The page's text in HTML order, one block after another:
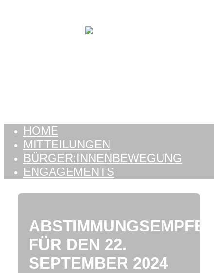
HOME
MITTEILUNGEN
BÜRGER:INNENBEWEGUNG
ENGAGEMENTS
FÜR DEN 22.
SEPTEMBER 2024